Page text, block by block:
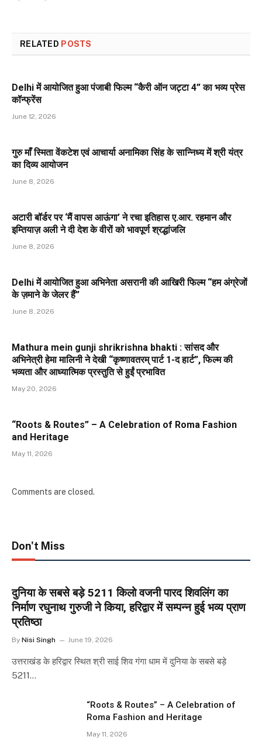
RELATED POSTS
Delhi में आयोजित हुआ पंजाबी फिल्म “कैरी ऑन जट्टा 4” का भव्य प्रेस
कॉन्फ्रेंस
June 12, 2026
गुरु माँ स्मिता वेंकटेश एवं आचार्या अनामिका सिंह के सान्निध्य में श्री यंत्र
का दिव्य आयोजन
June 8, 2026
अटारी बॉर्डर पर ‘मैं वापस आऊंगा’ ने रचा इतिहास ए.आर. रहमान और
इम्तियाज़ अली ने दी देश के वीरों को भावपूर्ण श्रद्धांजलि
June 8, 2026
Delhi में आयोजित हुआ अभिनेता असरानी की आखिरी फिल्म “हम अंग्रेजों
के ज़माने के जेलर हैं”
June 8, 2026
Mathura mein gunji shrikrishna bhakti : सांसद और
अभिनेत्री हेमा मालिनी ने देखी “कृष्णावतरम् पार्ट 1-द हार्ट”, फिल्म की
भव्यता और आध्यात्मिक प्रस्तुति से हुईं प्रभावित
May 20, 2026
“Roots & Routes” – A Celebration of Roma Fashion
and Heritage
May 11, 2026
Comments are closed.
Don't Miss
दुनिया के सबसे बड़े 5211 किलो वजनी पारद शिवलिंग का
निर्माण रघुनाथ गुरुजी ने किया, हरिद्वार में सम्पन्न हुई भव्य प्राण
प्रतिष्ठा
By Nisi Singh June 19, 2026
उत्तराखंड के हरिद्वार स्थित श्री साई शिव गंगा धाम में दुनिया के सबसे बड़े
5211…
“Roots & Routes” – A Celebration of
Roma Fashion and Heritage
May 11, 2026